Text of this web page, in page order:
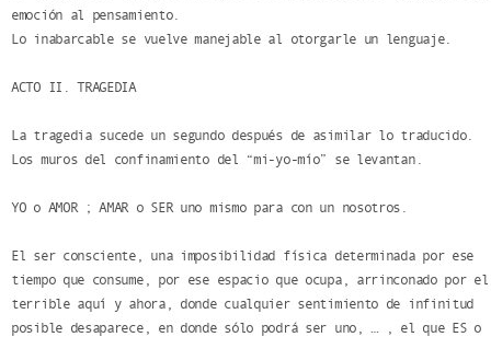
emoción al pensamiento.
Lo inabarcable se vuelve manejable al otorgarle un lenguaje.
ACTO II. TRAGEDIA
La tragedia sucede un segundo después de asimilar lo traducido.
Los muros del confinamiento del “mi-yo-mío” se levantan.
YO o AMOR ; AMAR o SER uno mismo para con un nosotros.
El ser consciente, una imposibilidad física determinada por ese
tiempo que consume, por ese espacio que ocupa, arrinconado por el
terrible aquí y ahora, donde cualquier sentimiento de infinitud
posible desaparece, en donde sólo podrá ser uno, … , el que ES o